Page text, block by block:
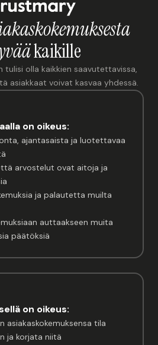
kaikille
tulisi olla kaikkien saavutettavissa,
asiakkaat voivat kasvaa yhdessä.
on oikeus:
ajantasaista ja luotettavaa
arvostelut ovat aitoja ja
ja palautetta muilta
auttaakseen muita
päätöksiä
on oikeus:
asiakaskokemuksensa tila
ja korjata niitä